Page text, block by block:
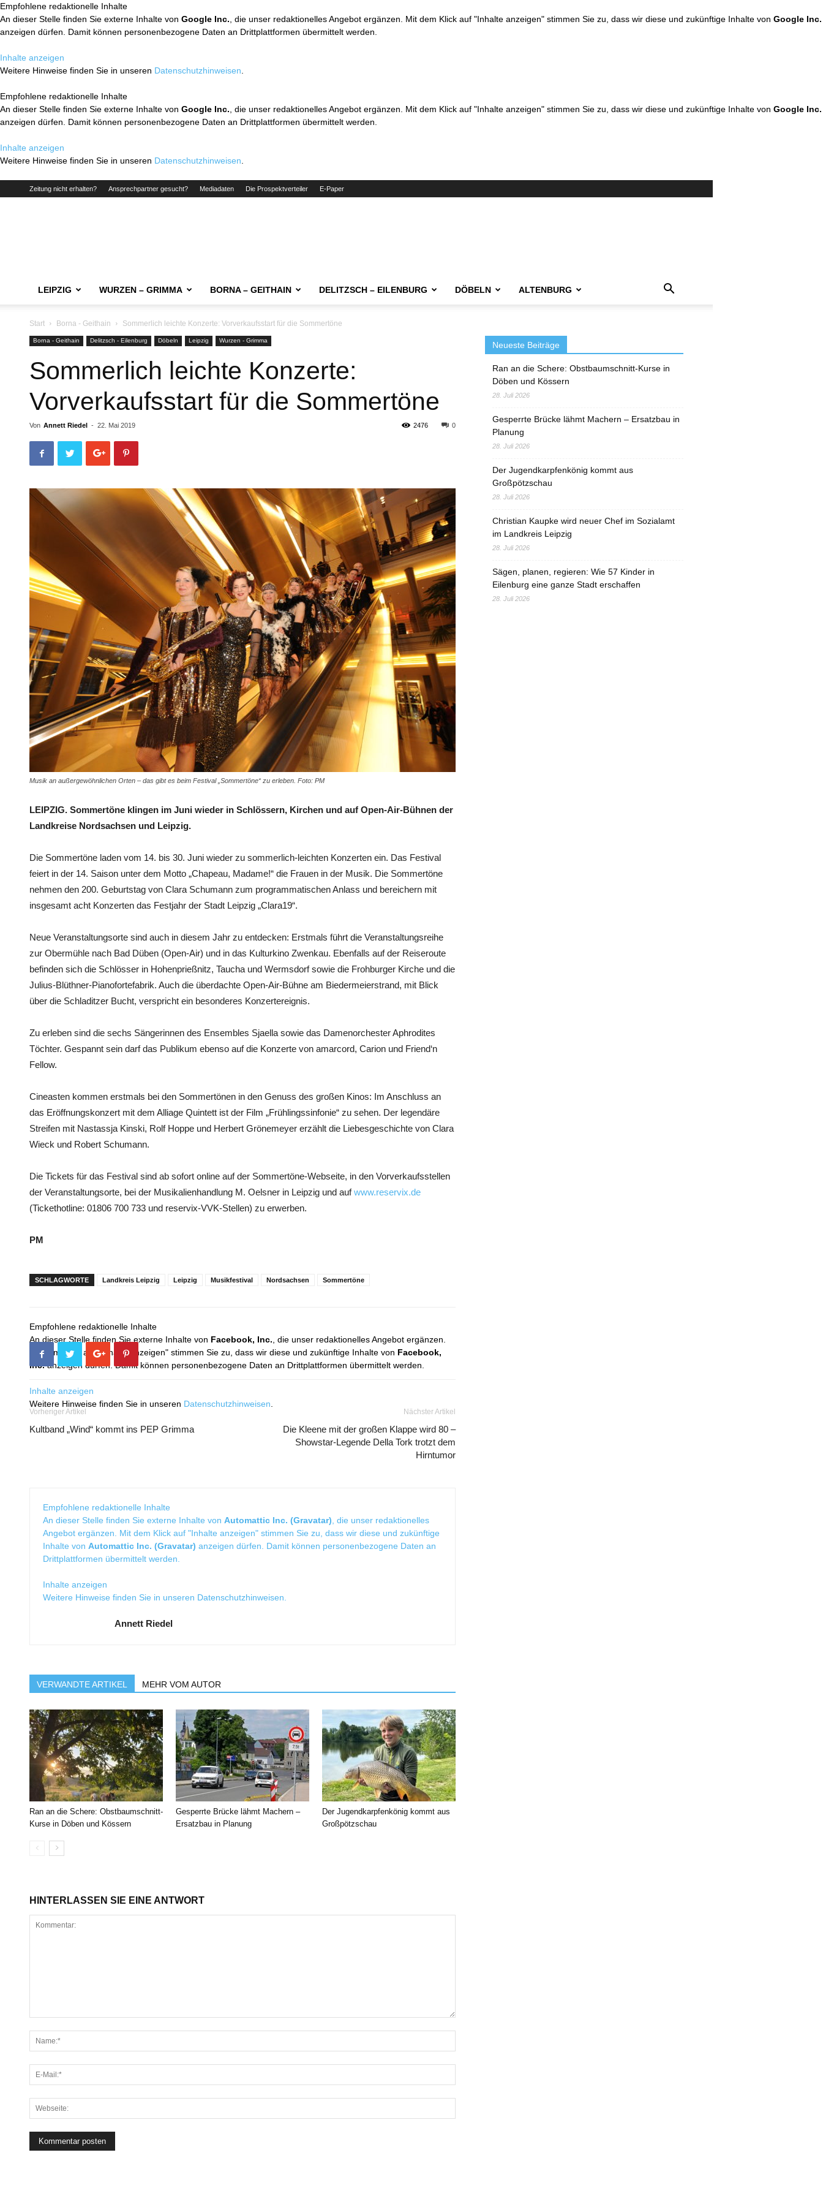
Empfohlene redaktionelle Inhalte
An dieser Stelle finden Sie externe Inhalte von Google Inc. , die unser redaktionelles Angebot ergänzen. Mit dem Klick auf "Inhalte anzeigen" stimmen Sie zu, dass wir diese und zukünftige Inhalte von Google Inc.
anzeigen dürfen. Damit können personenbezogene Daten an Drittplattformen übermittelt werden.
Inhalte anzeigen
Weitere Hinweise finden Sie in unseren Datenschutzhinweisen
Empfohlene redaktionelle Inhalte
An dieser Stelle finden Sie externe Inhalte von Google Inc. , die unser redaktionelles Angebot ergänzen. Mit dem Klick auf "Inhalte anzeigen" stimmen Sie zu, dass wir diese und zukünftige Inhalte von Google Inc.
anzeigen dürfen. Damit können personenbezogene Daten an Drittplattformen übermittelt werden.
Inhalte anzeigen
Weitere Hinweise finden Sie in unseren Datenschutzhinweisen
Zeitung nicht erhalten? Ansprechpartner gesucht? Mediadaten Die Prospektverteiler E-Paper
LEIPZIG WURZEN – GRIMMA BORNA – GEITHAIN DELITZSCH – EILENBURG DÖBELN ALTENBURG
Start Borna - Geithain Sommerlich leichte Konzerte: Vorverkaufsstart für die Sommertöne
Borna - Geithain Delitzsch - Eilenburg Döbeln Leipzig Wurzen - Grimma
Sommerlich leichte Konzerte:
Vorverkaufsstart für die Sommertöne
Von Annett Riedel - 22. Mai 2019 0
2476
Musik an außergewöhnlichen Orten – das gibt es beim Festival „Sommertöne“ zu erleben. Foto: PM
LEIPZIG. Sommertöne klingen im Juni wieder in Schlössern, Kirchen und auf Open-Air-Bühnen der
Landkreise Nordsachsen und Leipzig.
Die Sommertöne laden vom 14. bis 30. Juni wieder zu sommerlich-leichten Konzerten ein. Das Festival
feiert in der 14. Saison unter dem Motto „Chapeau, Madame!“ die Frauen in der Musik. Die Sommertöne
nehmen den 200. Geburtstag von Clara Schumann zum programmatischen Anlass und bereichern mit
insgesamt acht Konzerten das Festjahr der Stadt Leipzig „Clara19“.
Neue Veranstaltungsorte sind auch in diesem Jahr zu entdecken: Erstmals führt die Veranstaltungsreihe
zur Obermühle nach Bad Düben (Open-Air) und in das Kulturkino Zwenkau. Ebenfalls auf der Reiseroute
befinden sich die Schlösser in Hohenprießnitz, Taucha und Wermsdorf sowie die Frohburger Kirche und die
Julius-Blüthner-Pianofortefabrik. Auch die überdachte Open-Air-Bühne am Biedermeierstrand, mit Blick
über die Schladitzer Bucht, verspricht ein besonderes Konzertereignis.
Zu erleben sind die sechs Sängerinnen des Ensembles Sjaella sowie das Damenorchester Aphrodites
Töchter. Gespannt sein darf das Publikum ebenso auf die Konzerte von amarcord, Carion und Friend‘n
Fellow.
Cineasten kommen erstmals bei den Sommertönen in den Genuss des großen Kinos: Im Anschluss an
das Eröffnungskonzert mit dem Alliage Quintett ist der Film „Frühlingssinfonie“ zu sehen. Der legendäre
Streifen mit Nastassja Kinski, Rolf Hoppe und Herbert Grönemeyer erzählt die Liebesgeschichte von Clara
Wieck und Robert Schumann.
Die Tickets für das Festival sind ab sofort online auf der Sommertöne-Webseite, in den Vorverkaufsstellen
der Veranstaltungsorte, bei der Musikalienhandlung M. Oelsner in Leipzig und aufwww.reservix.de
(Tickethotline: 01806 700 733 und reservix-VVK-Stellen) zu erwerben.
PM
SCHLAGWORTE Landkreis Leipzig Leipzig Musikfestival Nordsachsen Sommertöne
Empfohlene redaktionelle Inhalte
An dieser Stelle finden Sie externe Inhalte von Facebook, Inc. , die unser redaktionelles Angebot ergänzen.
Mit dem Klick auf "Inhalte anzeigen" stimmen Sie zu, dass wir diese und zukünftige Inhalte von Facebook,
Inc.anzeigen dürfen. Damit können personenbezogene Daten an Drittplattformen übermittelt werden.
Inhalte anzeigen
Weitere Hinweise finden Sie in unseren Datenschutzhinweisen
Vorheriger Artikel
Kultband „Wind“ kommt ins PEP Grimma
Nächster Artikel
Die Kleene mit der großen Klappe wird 80 –
Showstar-Legende Della Tork trotzt dem
Hirntumor
Empfohlene redaktionelle Inhalte
An dieser Stelle finden Sie externe Inhalte von Automattic Inc. (Gravatar) , die unser redaktionelles
Angebot ergänzen. Mit dem Klick auf "Inhalte anzeigen" stimmen Sie zu, dass wir diese und zukünftige
Inhalte von Automattic Inc. (Gravatar) anzeigen dürfen. Damit können personenbezogene Daten an
Drittplattformen übermittelt werden.
Inhalte anzeigen
Weitere Hinweise finden Sie in unseren Datenschutzhinweisen
Annett Riedel
VERWANDTE ARTIKEL MEHR VOM AUTOR
Ran an die Schere: Obstbaumschnitt-
Kurse in Döben und Kössern
Gesperrte Brücke lähmt Machern –
Ersatzbau in Planung
Der Jugendkarpfenkönig kommt aus
Großpötzschau
HINTERLASSEN SIE EINE ANTWORT
Neueste Beiträge
Ran an die Schere: Obstbaumschnitt-Kurse in
Döben und Kössern
28. Juli 2026
Gesperrte Brücke lähmt Machern – Ersatzbau in
Planung
28. Juli 2026
Der Jugendkarpfenkönig kommt aus
Großpötzschau
28. Juli 2026
Christian Kaupke wird neuer Chef im Sozialamt
im Landkreis Leipzig
28. Juli 2026
Sägen, planen, regieren: Wie 57 Kinder in
Eilenburg eine ganze Stadt erschaffen
28. Juli 2026